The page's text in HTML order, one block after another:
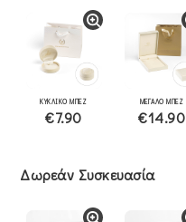
ΚΥΚΛΙΚΟ ΜΠΕΖ
€7.90
ΜΕΓΑΛΟ ΜΠΕΖ
€14.90
Δωρεάν Συσκευασία